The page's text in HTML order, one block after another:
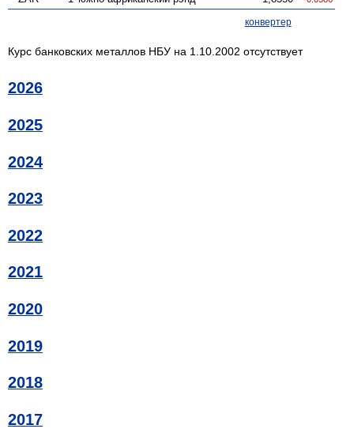
конвертер
Курс банковских металлов НБУ на 1.10.2002 отсутствует
2026
2025
2024
2023
2022
2021
2020
2019
2018
2017